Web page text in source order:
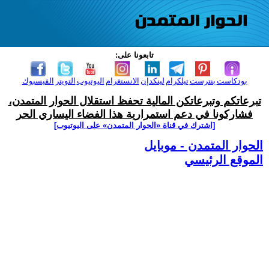
تابعونا على:
الفيسبوك التويتر اليوتيوب الانستغرام لينكدإن تيلكرامبنترست بودكاست
تبرعاتكم وتبرعاتكن المالية تحفظ استقلال الحوار المتمدن،
فشاركونا في دعم استمرارية هذا الفضاء اليساري الحر
[اشترك في قناة ‫«الحوار المتمدن» على اليوتيوب]
الحوار المتمدن - موبايل
الموقع الرئيسي